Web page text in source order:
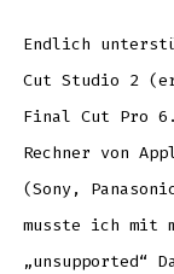
Endlich
Cut Studio 2
Final Cut Pro
Rechner von
(Sony,
musste ich mit
„unsupported“